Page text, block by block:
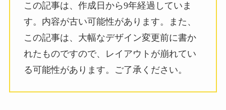
この記事は、作成日から9年経過していま
す。内容が古い可能性があります。また、
この記事は、大幅なデザイン変更前に書か
れたものですので、レイアウトが崩れてい
る可能性があります。ご了承ください。